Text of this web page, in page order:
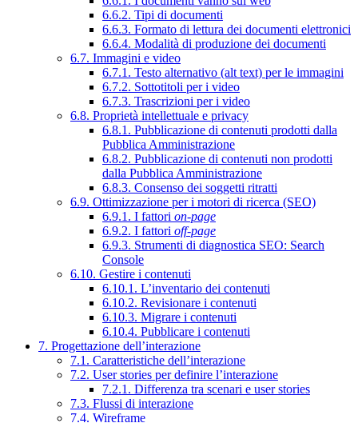
6.6.2. Tipi di documenti
6.6.3. Formato di lettura dei documenti elettronici
6.6.4. Modalità di produzione dei documenti
6.7. Immagini e video
6.7.1. Testo alternativo (alt text) per le immagini
6.7.2. Sottotitoli per i video
6.7.3. Trascrizioni per i video
6.8. Proprietà intellettuale e privacy
6.8.1. Pubblicazione di contenuti prodotti dalla
Pubblica Amministrazione
6.8.2. Pubblicazione di contenuti non prodotti
dalla Pubblica Amministrazione
6.8.3. Consenso dei soggetti ritratti
6.9. Ottimizzazione per i motori di ricerca (SEO)
6.9.1. I fattori on-page
6.9.2. I fattori off-page
6.9.3. Strumenti di diagnostica SEO: Search
Console
6.10. Gestire i contenuti
6.10.1. L’inventario dei contenuti
6.10.2. Revisionare i contenuti
6.10.3. Migrare i contenuti
6.10.4. Pubblicare i contenuti
7. Progettazione dell’interazione
7.1. Caratteristiche dell’interazione
7.2. User stories per definire l’interazione
7.2.1. Differenza tra scenari e user stories
7.3. Flussi di interazione
7.4. Wireframe